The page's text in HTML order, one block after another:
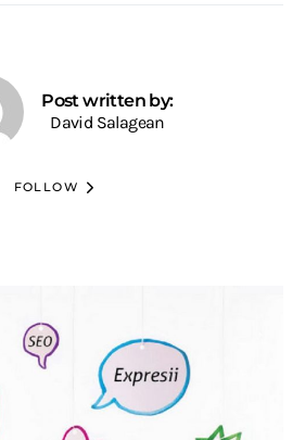
Post written by:
David Salagean
FOLLOW